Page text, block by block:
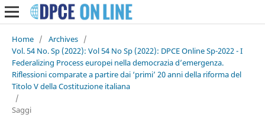
Home / Archives /
Vol. 54 No. Sp (2022): Vol 54 No Sp (2022): DPCE Online Sp-2022 - I
Federalizing Process europei nella democrazia d’emergenza.
Riflessioni comparate a partire dai ‘primi’ 20 anni della riforma del
Titolo V della Costituzione italiana
/
Saggi